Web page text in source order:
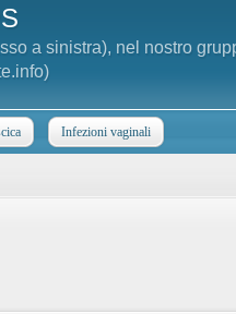
a sinistra), nel nostro
Infezioni vaginali